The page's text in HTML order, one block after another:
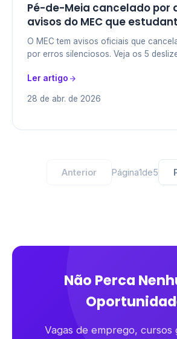
Pé-de-Meia cancelado por
avisos do MEC que
O MEC tem avisos oficiais que
por erros silenciosos. Veja os 5
Ler artigo
28 de abr. de 2026
Anterior Página1de5
Não Perca
Vagas de emprego, cursos